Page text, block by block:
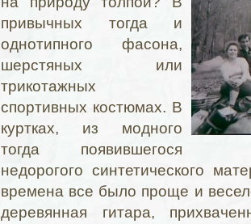
привычных тогда и
однотипного фасона,
шерстяных или
трикотажных
спортивных костюмах. В
куртках, из модного
тогда появившегося
недорогого синтетического
времена все было проще и
деревянная гитара,